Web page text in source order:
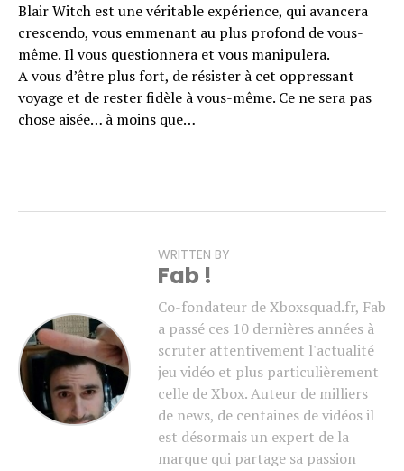
Blair Witch est une véritable expérience, qui avancera
crescendo, vous emmenant au plus profond de vous-
même. Il vous questionnera et vous manipulera.
A vous d’être plus fort, de résister à cet oppressant
voyage et de rester fidèle à vous-même. Ce ne sera pas
chose aisée… à moins que…
WRITTEN BY
Fab !
Co-fondateur de Xboxsquad.fr, Fab
a passé ces 10 dernières années à
scruter attentivement l'actualité
jeu vidéo et plus particulièrement
celle de Xbox. Auteur de milliers
de news, de centaines de vidéos il
est désormais un expert de la
marque qui partage sa passion